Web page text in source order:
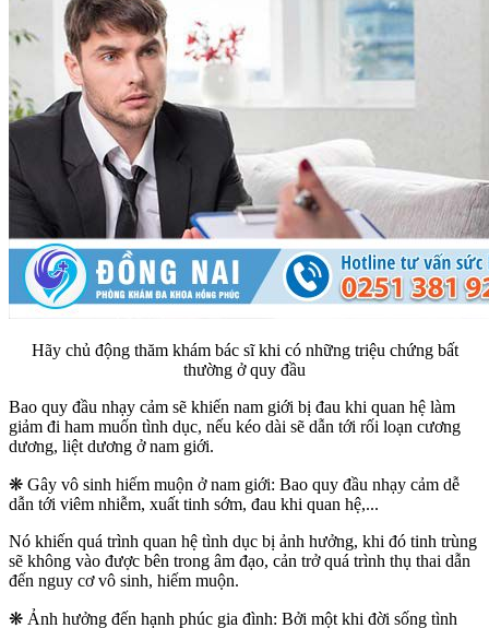
Hãy chủ động thăm khám bác sĩ khi có những triệu chứng bất
thường ở quy đầu
Bao quy đầu nhạy cảm sẽ khiến nam giới bị đau khi quan hệ làm
giảm đi ham muốn tình dục, nếu kéo dài sẽ dẫn tới rối loạn cương
dương, liệt dương ở nam giới.
❋ Gây vô sinh hiếm muộn ở nam giới: Bao quy đầu nhạy cảm dễ
dẫn tới viêm nhiễm, xuất tinh sớm, đau khi quan hệ,...
Nó khiến quá trình quan hệ tình dục bị ảnh hưởng, khi đó tinh trùng
sẽ không vào được bên trong âm đạo, cản trở quá trình thụ thai dẫn
đến nguy cơ vô sinh, hiếm muộn.
❋ Ảnh hưởng đến hạnh phúc gia đình: Bởi một khi đời sống tình